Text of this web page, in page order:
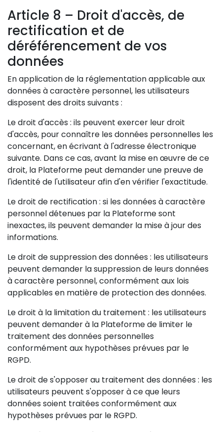
Article 8 – Droit d'accès, de
rectification et de
déréférencement de vos
données
En application de la réglementation applicable aux
données à caractère personnel, les utilisateurs
disposent des droits suivants :
Le droit d'accès : ils peuvent exercer leur droit
d'accès, pour connaître les données personnelles les
concernant, en écrivant à l'adresse électronique
suivante. Dans ce cas, avant la mise en œuvre de ce
droit, la Plateforme peut demander une preuve de
l'identité de l'utilisateur afin d'en vérifier l'exactitude.
Le droit de rectification : si les données à caractère
personnel détenues par la Plateforme sont
inexactes, ils peuvent demander la mise à jour des
informations.
Le droit de suppression des données : les utilisateurs
peuvent demander la suppression de leurs données
à caractère personnel, conformément aux lois
applicables en matière de protection des données.
Le droit à la limitation du traitement : les utilisateurs
peuvent demander à la Plateforme de limiter le
traitement des données personnelles
conformément aux hypothèses prévues par le
RGPD.
Le droit de s'opposer au traitement des données : les
utilisateurs peuvent s'opposer à ce que leurs
données soient traitées conformément aux
hypothèses prévues par le RGPD.